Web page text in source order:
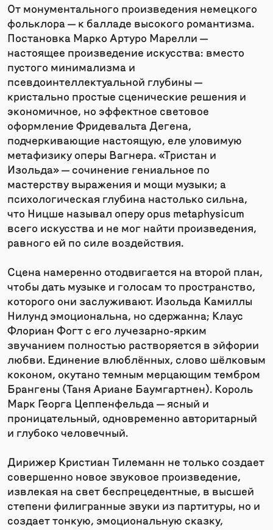
От монументального произведения немецкого
фольклора — к балладе высокого романтизма.
Постановка Марко Артуро Марелли —
настоящее произведение искусства: вместо
пустого минимализма и
псевдоинтеллектуальной глубины —
кристально простые сценические решения и
экономичное, но эффектное световое
оформление Фридевальта Дегена,
подчеркивающие настоящую, еле уловимую
метафизику оперы Вагнера. «Тристан и
Изольда» — сочинение гениальное по
мастерству выражения и мощи музыки; а
психологическая глубина настолько сильна,
что Ницше называл оперу opus metaphysicum
всего искусства и не мог найти произведения,
равного ей по силе воздействия.
Сцена намеренно отодвигается на второй план,
чтобы дать музыке и голосам то пространство,
которого они заслуживают. Изольда Камиллы
Нилунд эмоциональна, но сдержанна; Клаус
Флориан Фогт с его лучезарно-ярким
звучанием полностью растворяется в эйфории
любви. Единение влюблённых, слово шёлковым
коконом, окутано темным мерцающим тембром
Брангены (Таня Ариане Баумгартнен). Король
Марк Георга Цеппенфельда — ясный и
проницательный, одновременно авторитарный
и глубоко человечный.
Дирижер Кристиан Тилеманн не только создает
совершенно новое звуковое произведение,
извлекая на свет беспрецедентные, в высшей
степени филигранные звуки из партитуры, но и
создает тонкую, эмоциональную сказку,